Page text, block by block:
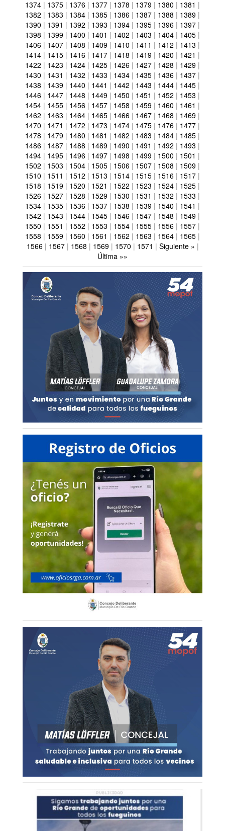
1374 | 1375 | 1376 | 1377 | 1378 | 1379 | 1380 | 1381 |
1382 | 1383 | 1384 | 1385 | 1386 | 1387 | 1388 | 1389 |
1390 | 1391 | 1392 | 1393 | 1394 | 1395 | 1396 | 1397 |
1398 | 1399 | 1400 | 1401 | 1402 | 1403 | 1404 | 1405 |
1406 | 1407 | 1408 | 1409 | 1410 | 1411 | 1412 | 1413 |
1414 | 1415 | 1416 | 1417 | 1418 | 1419 | 1420 | 1421 |
1422 | 1423 | 1424 | 1425 | 1426 | 1427 | 1428 | 1429 |
1430 | 1431 | 1432 | 1433 | 1434 | 1435 | 1436 | 1437 |
1438 | 1439 | 1440 | 1441 | 1442 | 1443 | 1444 | 1445 |
1446 | 1447 | 1448 | 1449 | 1450 | 1451 | 1452 | 1453 |
1454 | 1455 | 1456 | 1457 | 1458 | 1459 | 1460 | 1461 |
1462 | 1463 | 1464 | 1465 | 1466 | 1467 | 1468 | 1469 |
1470 | 1471 | 1472 | 1473 | 1474 | 1475 | 1476 | 1477 |
1478 | 1479 | 1480 | 1481 | 1482 | 1483 | 1484 | 1485 |
1486 | 1487 | 1488 | 1489 | 1490 | 1491 | 1492 | 1493 |
1494 | 1495 | 1496 | 1497 | 1498 | 1499 | 1500 | 1501 |
1502 | 1503 | 1504 | 1505 | 1506 | 1507 | 1508 | 1509 |
1510 | 1511 | 1512 | 1513 | 1514 | 1515 | 1516 | 1517 |
1518 | 1519 | 1520 | 1521 | 1522 | 1523 | 1524 | 1525 |
1526 | 1527 | 1528 | 1529 | 1530 | 1531 | 1532 | 1533 |
1534 | 1535 | 1536 | 1537 | 1538 | 1539 | 1540 | 1541 |
1542 | 1543 | 1544 | 1545 | 1546 | 1547 | 1548 | 1549 |
1550 | 1551 | 1552 | 1553 | 1554 | 1555 | 1556 | 1557 |
1558 | 1559 | 1560 | 1561 | 1562 | 1563 | 1564 | 1565 |
1566| 1567| 1568 | 1569| 1570 | 1571 | Siguiente » |
Última »»